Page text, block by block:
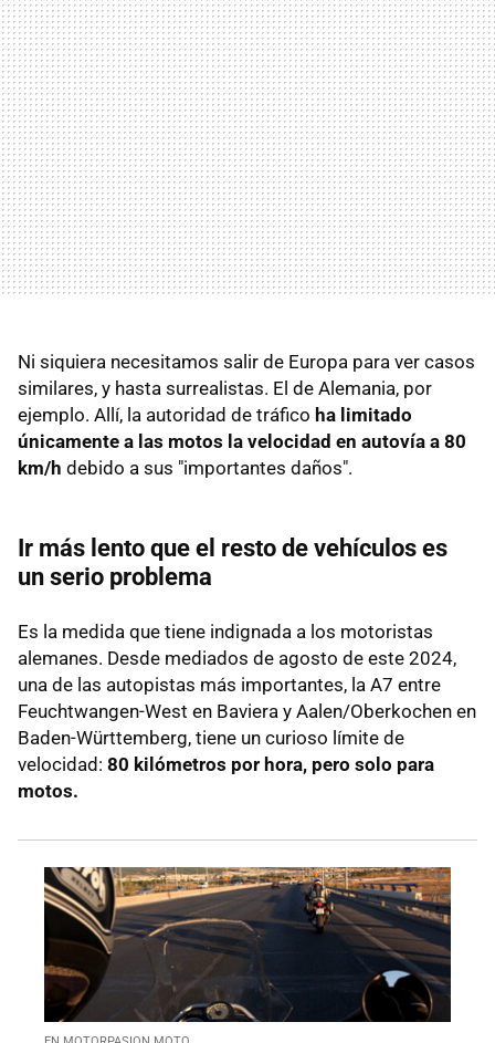
Ni siquiera necesitamos salir de Europa para ver casos
similares, y hasta surrealistas. El de Alemania, por
ejemplo. Allí, la autoridad de tráfico ha limitado
únicamente a las motos la velocidad en autovía a 80
km/h debido a sus "importantes daños".
Ir más lento que el resto de vehículos es
un serio problema
Es la medida que tiene indignada a los motoristas
alemanes. Desde mediados de agosto de este 2024,
una de las autopistas más importantes, la A7 entre
Feuchtwangen-West en Baviera y Aalen/Oberkochen en
Baden-Württemberg, tiene un curioso límite de
velocidad: 80 kilómetros por hora, pero solo para
motos.